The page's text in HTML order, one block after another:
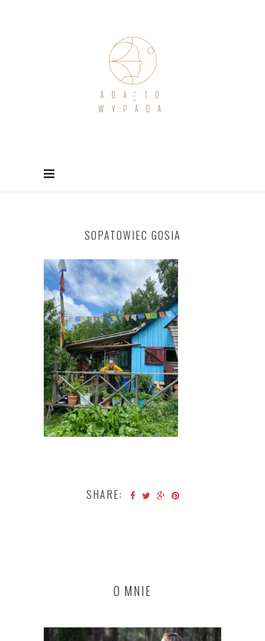
SOPATOWIEC GOSIA
SHARE:
O MNIE